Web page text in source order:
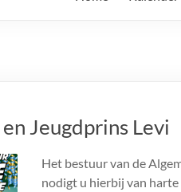
Jeugdprins Levi
Het bestuur van de
nodigt u hierbij van